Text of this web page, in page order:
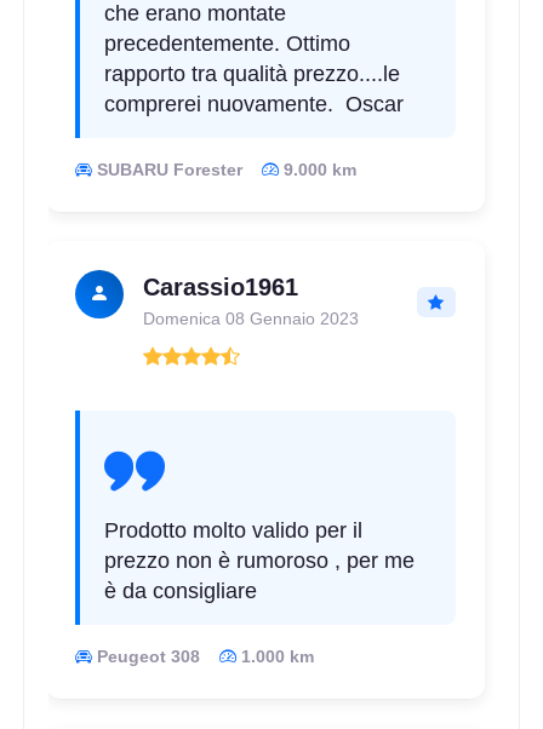
E B
E B 69
che erano montate
precedentemente. Ottimo
rapporto tra qualità prezzo....le
comprerei nuovamente. Oscar
SUBARU Forester 9.000 km
Carassio1961
Domenica 08 Gennaio 2023
Prodotto molto valido per il
prezzo non è rumoroso , per me
è da consigliare
Peugeot 308 1.000 km